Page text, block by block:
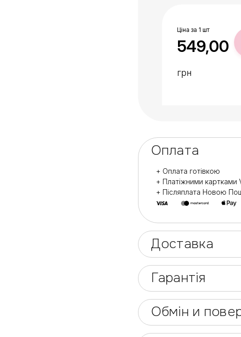
100 гріт
– для грубої
180 гріт– для
Зроблені з якісних
Призначені для
Також для домашніх
Ціна за 1 шт
549,00
грн
Оплата
+ Оплата готівкою
+ Платіжними картками
+ Післяплата Новою
Доставка
Гарантія
Обмін и